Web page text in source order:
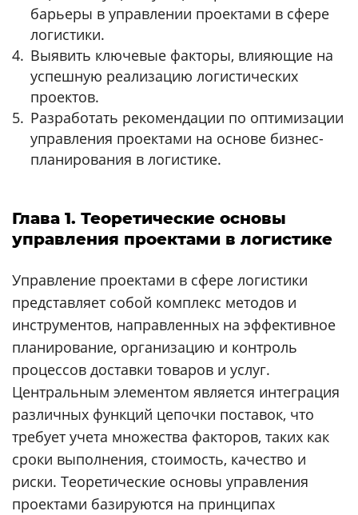
барьеры в управлении проектами в сфере
логистики.
Выявить ключевые факторы, влияющие на
успешную реализацию логистических
проектов.
Разработать рекомендации по оптимизации
управления проектами на основе бизнес-
планирования в логистике.
Глава 1. Теоретические основы
управления проектами в логистике
Управление проектами в сфере логистики
представляет собой комплекс методов и
инструментов, направленных на эффективное
планирование, организацию и контроль
процессов доставки товаров и услуг.
Центральным элементом является интеграция
различных функций цепочки поставок, что
требует учета множества факторов, таких как
сроки выполнения, стоимость, качество и
риски. Теоретические основы управления
проектами базируются на принципах